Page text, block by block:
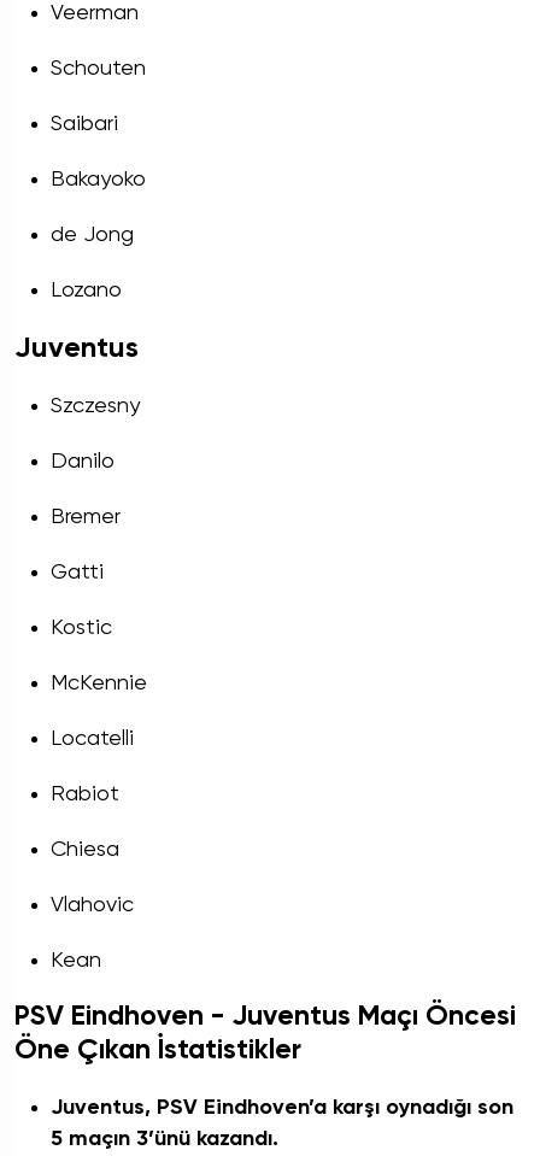
Veerman
Schouten
Saibari
Bakayoko
de Jong
Lozano
Juventus
Szczesny
Danilo
Bremer
Gatti
Kostic
McKennie
Locatelli
Rabiot
Chiesa
Vlahovic
Kean
PSV Eindhoven - Juventus Maçı Öncesi
Öne Çıkan İstatistikler
Juventus, PSV Eindhoven’a karşı oynadığı son
5 maçın 3’ünü kazandı.